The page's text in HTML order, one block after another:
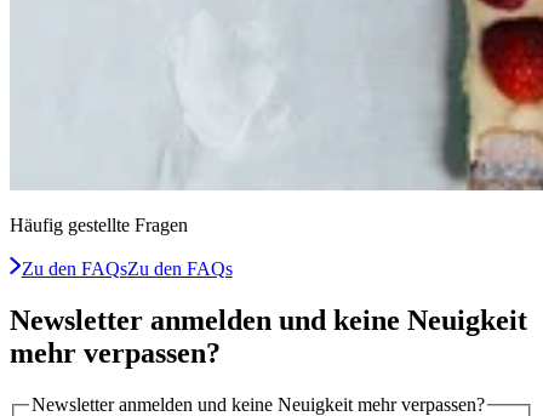
Häufig gestellte Fragen
Zu den FAQsZu den FAQs
Newsletter anmelden und keine Neuigkeit
mehr verpassen?
Newsletter anmelden und keine Neuigkeit mehr verpassen?